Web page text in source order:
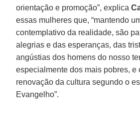
orientação e promoção”, explica
essas mulheres que, “mantendo
contemplativo da realidade, são
alegrias e das esperanças, das
angústias dos homens do nosso
especialmente dos mais pobres, e
renovação da cultura segundo o
Evangelho”.